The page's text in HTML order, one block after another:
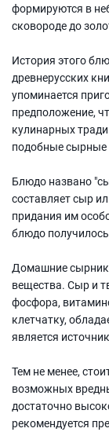
формируются в
сковороде до
История этого
древнерусских
упоминается
предположение,
кулинарных
подобные
Блюдо названо
составляет сыр
придания им
блюдо
Домашние
вещества. Сыр и
фосфора,
клетчатку,
является
Тем не менее,
возможных
достаточно
рекомендуется